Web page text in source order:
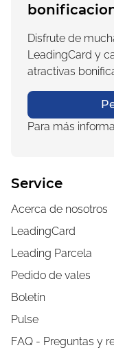
Service
Acerca de nosotros
LeadingCard
Leading Parcela
Pedido de vales
Boletín
Pulse
FAQ - Preguntas y
Disfrute de
LeadingCard y
atractivas
Para más